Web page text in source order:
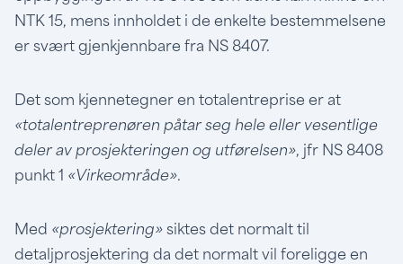
NTK 15, mens innholdet i de enkelte bestemmelsene
er svært gjenkjennbare fra NS 8407.
Det som kjennetegner en totalentreprise er at
«totalentreprenøren påtar seg hele eller vesentlige
deler av prosjekteringen og utførelsen», jfr NS 8408
punkt 1 «Virkeområde».
Med «prosjektering» siktes det normalt til
detaljprosjektering da det normalt vil foreligge en